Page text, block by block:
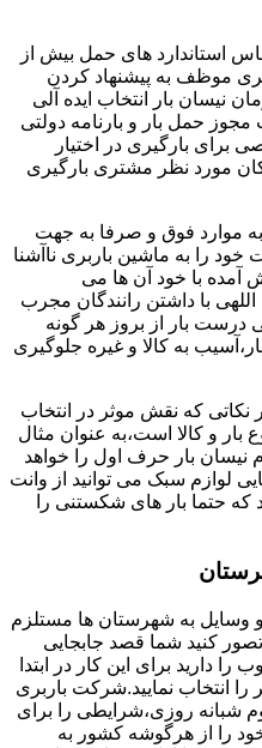
استاندارد های حمل بیش از
موظف به پیشنهاد کردن
نیسان بار انتخاب ایده آلی
حمل بار و بارنامه دولتی
برای بارگیری در اختیار
مورد نظر مشتری بارگیری
موارد فوق و صرفا به جهت
خود را به ماشین باربری ناآشنا
آمده با خود آن ها می
با داشتن رانندگان مجرب
درست بار از بروز هر گونه
به کالا و غیره جلوگیری
نکاتی که نقش موثر در انتخاب
بار و کالا است،به عنوان مثال
نیسان بار حرف اول را خواهد
لوازم سبک می توانید از وانت
که حتما بار های شکستنی را
وسایل به شهرستان ها مستلزم
کنید شما قصد جابجایی
دارید برای این کار در ابتدا
انتخاب نمایید.شرکت باربری
شبانه روزی،شرایطی را برای
خود را از هرگوشه کشور به